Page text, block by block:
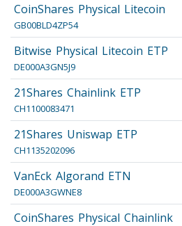
CoinShares Physical Litecoin
GB00BLD4ZP54
Bitwise Physical Litecoin ETP
DE000A3GN5J9
21Shares Chainlink ETP
CH1100083471
21Shares Uniswap ETP
CH1135202096
VanEck Algorand ETN
DE000A3GWNE8
CoinShares Physical Chainlink